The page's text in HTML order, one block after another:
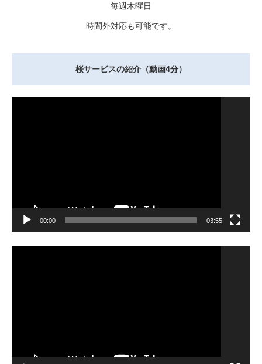
毎週木曜日
時間外対応も可能です。
桜サービスの紹介（動画4分）
00:00 03:55
動